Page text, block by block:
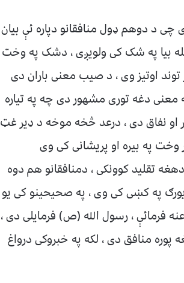
چی د دوهم ډول منافقانو دپاره ئې بیان
بیا په شک کی ولویږی ، دشک په وخت
اوتیز وی ، د صیب معنی باران دی
معنی دغه توری مشهور دی چه په تیاره
او نفاق دی ، درعد څخه موخه د ډیر غټ
وخت په بیره او پریشانی کی وی
تقلید کوونکی ، دمنافقانو هم دوه
په کښی کی وی ، په صحیحینو کی یو
فرمائې ، رسول الله (ص) فرمایلی دی ،
پوره منافق دی ، لکه په خبروکی درواغ